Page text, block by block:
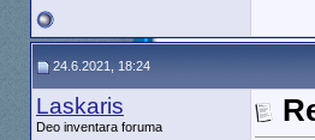
24.6.2021, 18:24
Laskaris
Deo inventara foruma